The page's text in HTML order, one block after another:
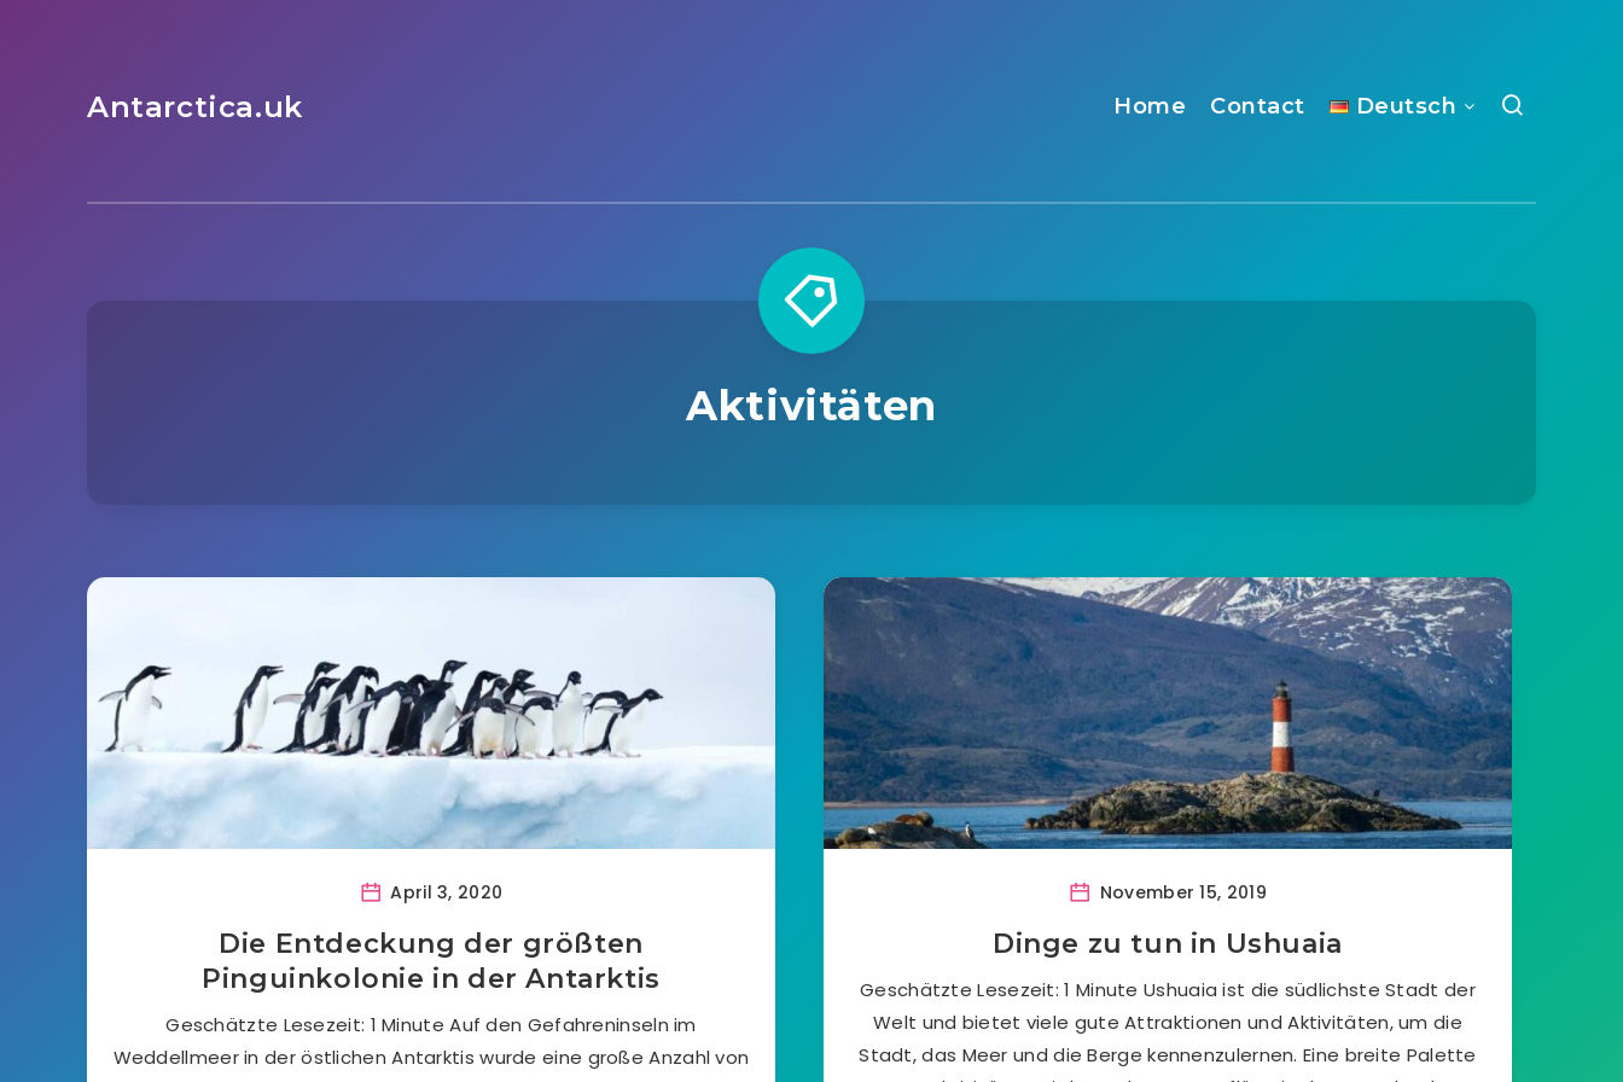
Antarctica.uk Home Contact Deutsch
Aktivitäten
April 3, 2020
Die Entdeckung der größten
Pinguinkolonie in der Antarktis
Geschätzte Lesezeit: 1 Minute Auf den Gefahreninseln im
Weddellmeer in der östlichen Antarktis wurde eine große Anzahl von
November 15, 2019
Dinge zu tun in Ushuaia
Geschätzte Lesezeit: 1 Minute Ushuaia ist die südlichste Stadt der
Welt und bietet viele gute Attraktionen und Aktivitäten, um die
Stadt, das Meer und die Berge kennenzulernen. Eine breite Palette